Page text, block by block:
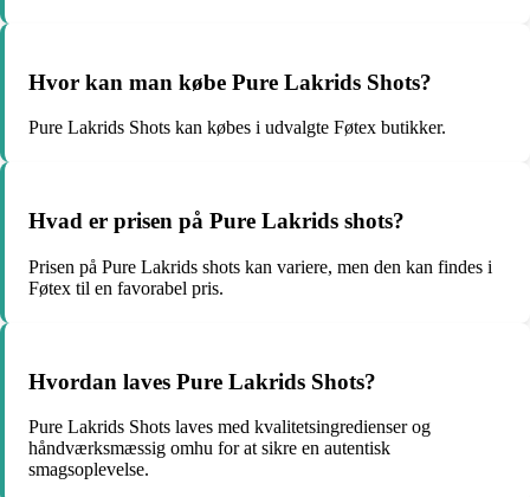
Hvor kan man købe Pure Lakrids Shots?
Pure Lakrids Shots kan købes i udvalgte Føtex butikker.
Hvad er prisen på Pure Lakrids shots?
Prisen på Pure Lakrids shots kan variere, men den kan findes i
Føtex til en favorabel pris.
Hvordan laves Pure Lakrids Shots?
Pure Lakrids Shots laves med kvalitetsingredienser og
håndværksmæssig omhu for at sikre en autentisk
smagsoplevelse.